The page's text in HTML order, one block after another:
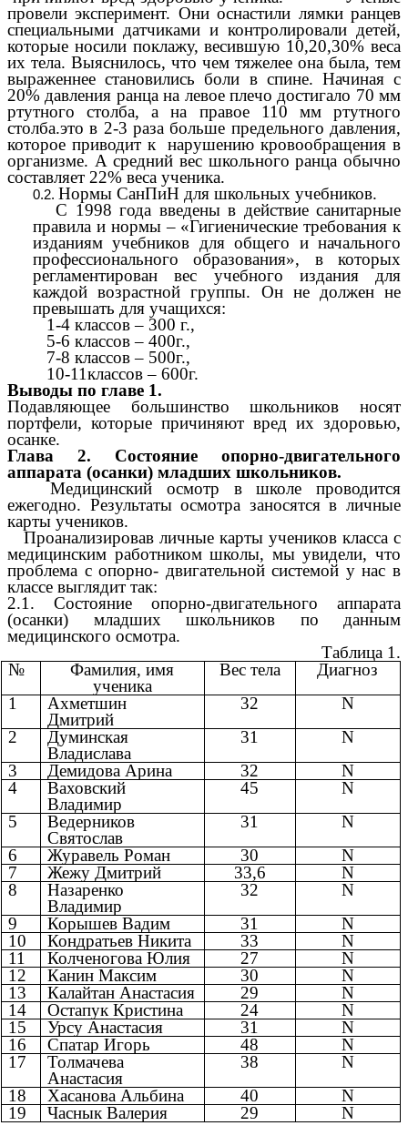
провели эксперимент. Они оснастили лямки ранцев
специальными датчиками и контролировали детей,
которые носили поклажу, весившую 10,20,30% веса
их тела. Выяснилось, что чем тяжелее она была, тем
выраженнее становились боли в спине. Начиная с
20% давления ранца на левое плечо достигало 70 мм
ртутного столба, а на правое 110 мм ртутного
столба.это в 2-3 раза больше предельного давления,
которое приводит к нарушению кровообращения в
организме. А средний вес школьного ранца обычно
составляет 22% веса ученика.
Нормы СанПиН для школьных учебников.
С 1998 года введены в действие санитарные
правила и нормы – «Гигиенические требования к
изданиям учебников для общего и начального
профессионального образования», в которых
регламентирован вес учебного издания для
каждой возрастной группы. Он не должен не
превышать для учащихся:
1-4 классов – 300 г.,
5-6 классов – 400г.,
7-8 классов – 500г.,
10-11классов – 600г.
Выводы по главе 1.
Подавляющее большинство школьников носят
портфели, которые причиняют вред их здоровью,
осанке.
Глава 2. Состояние опорно-двигательного
аппарата (осанки) младших школьников.
Медицинский осмотр в школе проводится
ежегодно. Результаты осмотра заносятся в личные
карты учеников.
Проанализировав личные карты учеников класса с
медицинским работником школы, мы увидели, что
проблема с опорно- двигательной системой у нас в
классе выглядит так:
2.1. Состояние опорно-двигательного аппарата
(осанки) младших школьников по данным
медицинского осмотра.
Таблица 1.
№
Фамилия, имя
ученика
Вес тела
Диагноз
1
Ахметшин
Дмитрий
32
N
2
Думинская
Владислава
31
N
3
Демидова Арина 32
N
4
Ваховский
Владимир
45
N
5
Ведерников
Святослав
31
N
6
Журавель Роман 30
N
7
Жежу Дмитрий 33,6
N
8
Назаренко
Владимир
32
N
9
Корышев Вадим 31
N
10
Кондратьев Никита 33
N
11
Колченогова Юлия 27
N
12
Канин Максим 30
N
13
Калайтан Анастасия 29
N
14
Остапук Кристина 24
N
15
Урсу Анастасия 31
N
16
Спатар Игорь 48
N
17
Толмачева
Анастасия
38
N
18
Хасанова Альбина 40
N
19
Часнык Валерия 29 N